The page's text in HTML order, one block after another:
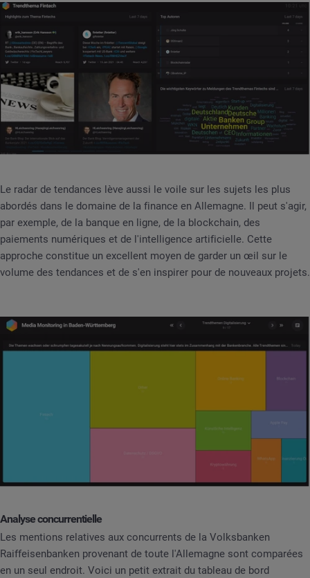
Le radar de tendances lève aussi le voile sur les sujets les plus
abordés dans le domaine de la finance en Allemagne. Il peut s'agir,
par exemple, de la banque en ligne, de la blockchain, des
paiements numériques et de l'intelligence artificielle. Cette
approche constitue un excellent moyen de garder un œil sur le
volume des tendances et de s'en inspirer pour de nouveaux projets.
Analyse concurrentielle
Les mentions relatives aux concurrents de la Volksbanken
Raiffeisenbanken provenant de toute l'Allemagne sont comparées
en un seul endroit. Voici un petit extrait du tableau de bord